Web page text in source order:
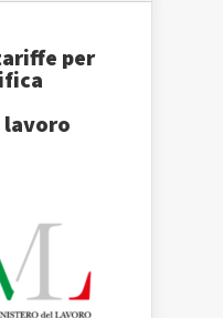
per